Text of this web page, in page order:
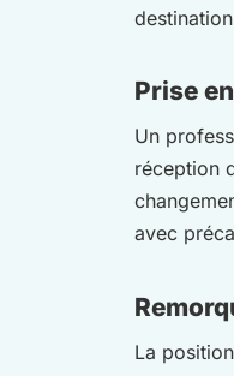
Prise
Un
réception
avec
La